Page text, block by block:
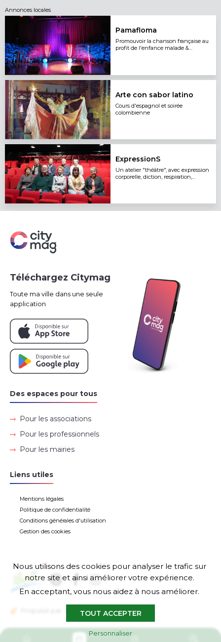
Annonces locales
Pamafloma
Promouvoir la chanson française au
profit de l'enfance malade &
Arte con sabor latino
Cours d'espagnol et soirée
colombienne
ExpressionS
Un atelier "théâtre", avec expression
corporelle, diction, respiration,
Des espaces pour tous
Pour les associations
Pour les professionnels
Pour les mairies
Liens utiles
Mentions légales
Politique de confidentialité
Conditions générales d'utilisation
Gestion des cookies
Téléchargez Citymag
Toute ma ville dans une seule
application
Nous utilisons des cookies pour analyser le trafic sur
notre site et ainsi améliorer votre expérience.
En acceptant, vous nous aidez à nous améliorer.
TOUT ACCEPTER
Personnaliser